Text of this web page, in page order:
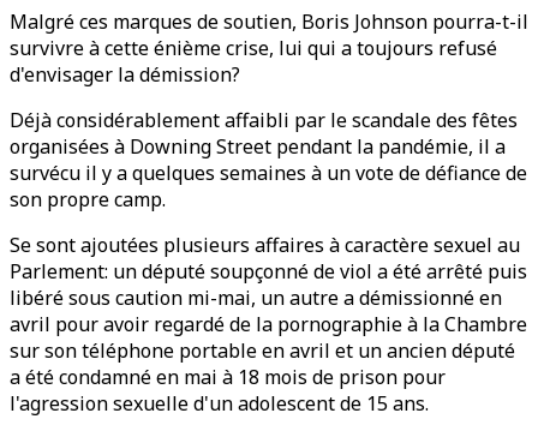
Malgré ces marques de soutien, Boris Johnson pourra-t-il
survivre à cette énième crise, lui qui a toujours refusé
d'envisager la démission?
Déjà considérablement affaibli par le scandale des fêtes
organisées à Downing Street pendant la pandémie, il a
survécu il y a quelques semaines à un vote de défiance de
son propre camp.
Se sont ajoutées plusieurs affaires à caractère sexuel au
Parlement: un député soupçonné de viol a été arrêté puis
libéré sous caution mi-mai, un autre a démissionné en
avril pour avoir regardé de la pornographie à la Chambre
sur son téléphone portable en avril et un ancien député
a été condamné en mai à 18 mois de prison pour
l'agression sexuelle d'un adolescent de 15 ans.